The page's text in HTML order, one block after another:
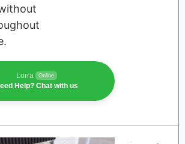
Lorra Online
Help? Chat with us